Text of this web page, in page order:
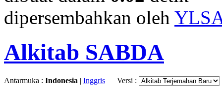
dipersembahkan oleh
Alkitab SABDA
Antarmuka : Indonesia | Inggris Versi :